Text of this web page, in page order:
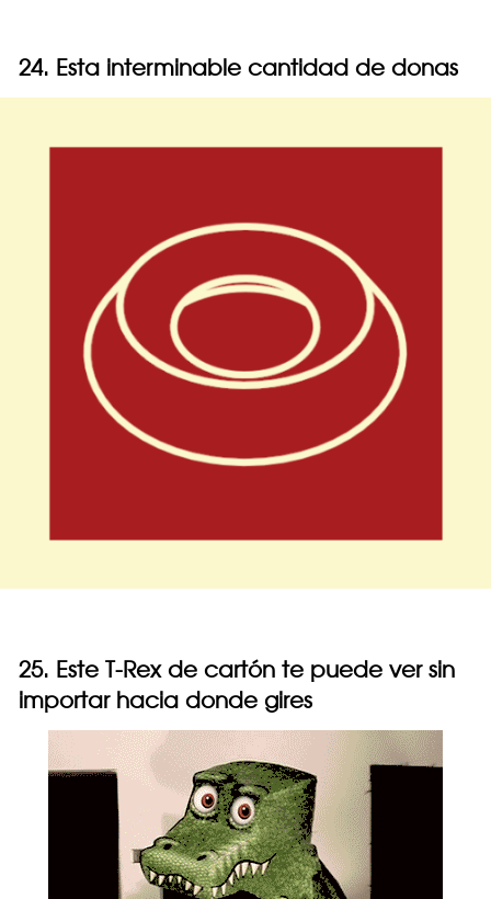
24. Esta interminable cantidad de donas
25. Este T-Rex de cartón te puede ver sin
importar hacia donde gires